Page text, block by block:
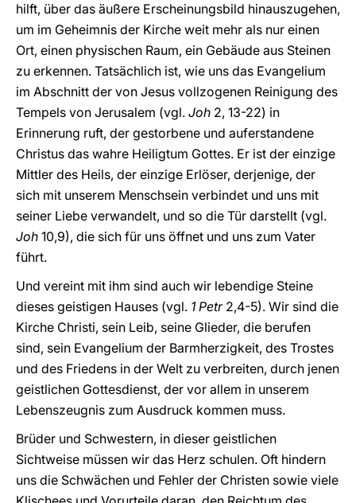
hilft, über das äußere Erscheinungsbild hinauszugehen,
um im Geheimnis der Kirche weit mehr als nur einen
Ort, einen physischen Raum, ein Gebäude aus Steinen
zu erkennen. Tatsächlich ist, wie uns das Evangelium
im Abschnitt der von Jesus vollzogenen Reinigung des
Tempels von Jerusalem (vgl. Joh 2, 13-22) in
Erinnerung ruft, der gestorbene und auferstandene
Christus das wahre Heiligtum Gottes. Er ist der einzige
Mittler des Heils, der einzige Erlöser, derjenige, der
sich mit unserem Menschsein verbindet und uns mit
seiner Liebe verwandelt, und so die Tür darstellt (vgl.
Joh 10,9), die sich für uns öffnet und uns zum Vater
führt.
Und vereint mit ihm sind auch wir lebendige Steine
dieses geistigen Hauses (vgl. 1 Petr2,4-5). Wir sind die
Kirche Christi, sein Leib, seine Glieder, die berufen
sind, sein Evangelium der Barmherzigkeit, des Trostes
und des Friedens in der Welt zu verbreiten, durch jenen
geistlichen Gottesdienst, der vor allem in unserem
Lebenszeugnis zum Ausdruck kommen muss.
Brüder und Schwestern, in dieser geistlichen
Sichtweise müssen wir das Herz schulen. Oft hindern
uns die Schwächen und Fehler der Christen sowie viele